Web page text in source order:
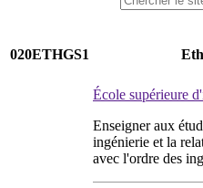
020ETHGS1
École supérieure
Enseigner aux
ingénierie et la
avec l'ordre des